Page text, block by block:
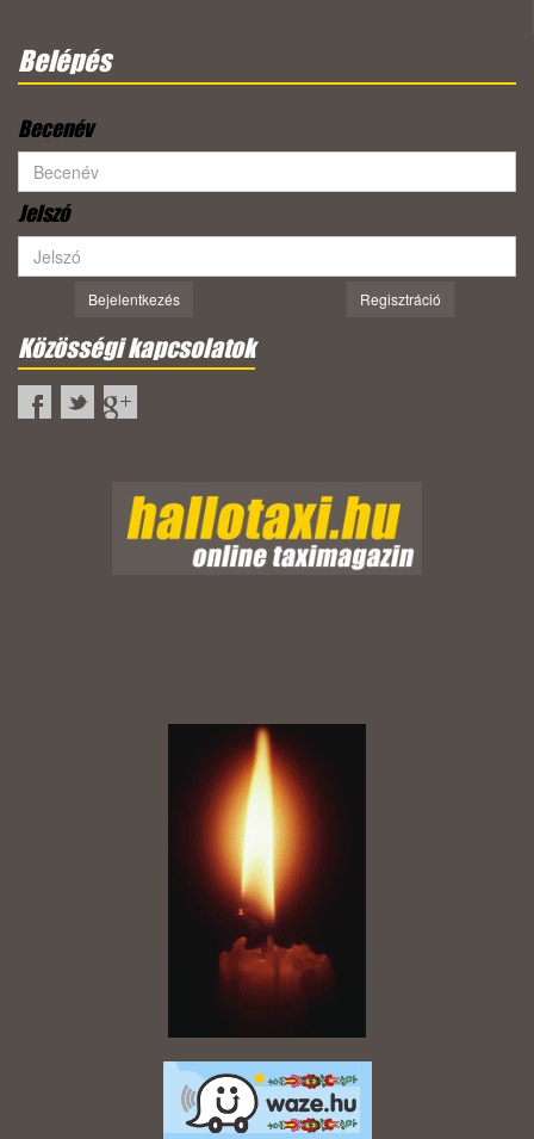
Belépés
Becenév
Jelszó
Bejelentkezés Regisztráció
Közösségi kapcsolatok